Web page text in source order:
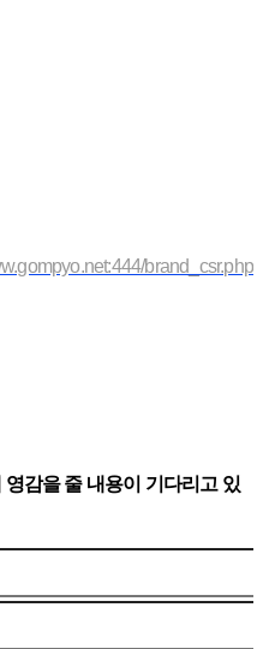
brand_csr.php
감을 줄 내용이 기다리고 있